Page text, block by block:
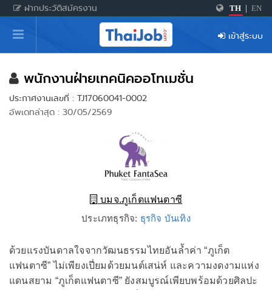
ฝากประวัติสมัครงาน TH EN
หน้าหลัก
ผู้สมัครงาน: เข้าสู่ระบบ
ฝากประวัติสมัครงาน
เกร็ดความรู้
เข้าสู่ระบบ
พนักงานฝ่ายเทคนิคออโทเมชั่น
ประกาศงานเลขที่ : TJ17060041-0002
อัพเดทล่าสุด : 30/05/2569
บมจ.ภูเก็ตแฟนตาซี
ประเภทธุรกิจ: ธุรกิจ บันเทิง
ด้วยแรงบันดาลใจจากวัฒนธรรมไทยอันล้ำค่า “ภูเก็ต
แฟนตาซี” ไม่เพียงเปี่ยมด้วยมนต์เสน่ห์ และความงดงามแห่ง
แดนสยาม “ภูเก็ตแฟนตาซี” ยังสมบูรณ์เพียบพร้อมด้วยศิลปะ